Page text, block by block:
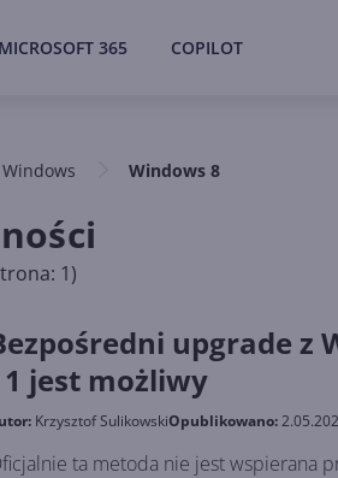
MICROSOFT 365 COPILOT
Windows Windows 8
1)
upgrade z
jest możliwy
Krzysztof SulikowskiOpublikowano:
ta metoda nie jest wspierana